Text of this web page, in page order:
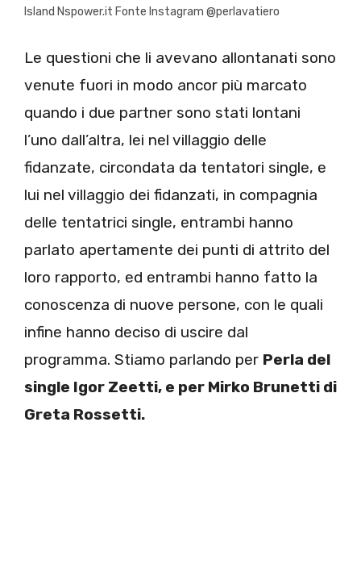
Island Nspower.it Fonte Instagram @perlavatiero
Le questioni che li avevano allontanati sono
venute fuori in modo ancor più marcato
quando i due partner sono stati lontani
l’uno dall’altra, lei nel villaggio delle
fidanzate, circondata da tentatori single, e
lui nel villaggio dei fidanzati, in compagnia
delle tentatrici single, entrambi hanno
parlato apertamente dei punti di attrito del
loro rapporto, ed entrambi hanno fatto la
conoscenza di nuove persone, con le quali
infine hanno deciso di uscire dal
programma. Stiamo parlando per Perla del
single Igor Zeetti, e per Mirko Brunetti di
Greta Rossetti.